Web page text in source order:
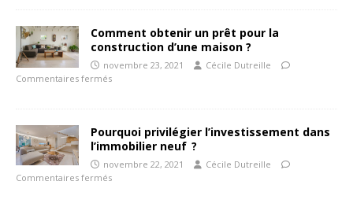
Comment obtenir un prêt pour la
construction d’une maison ?
novembre 23, 2021
Cécile Dutreille
Commentaires fermés
Pourquoi privilégier l’investissement dans
l’immobilier neuf ?
novembre 22, 2021
Cécile Dutreille
Commentaires fermés